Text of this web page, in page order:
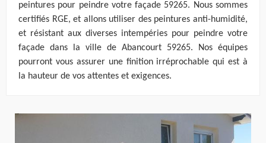
peintures pour peindre votre façade 59265. Nous sommes
certifiés RGE, et allons utiliser des peintures anti-humidité,
et résistant aux diverses intempéries pour peindre votre
façade dans la ville de Abancourt 59265. Nos équipes
pourront vous assurer une finition irréprochable qui est à
la hauteur de vos attentes et exigences.